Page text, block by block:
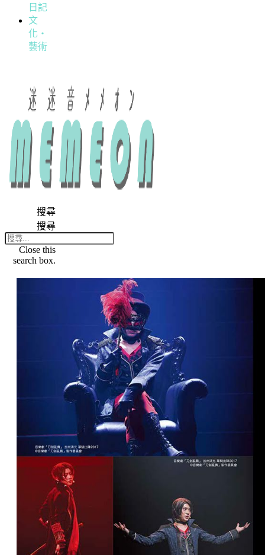
日記
文
化・
藝術
搜尋
搜尋
Close this
search box.